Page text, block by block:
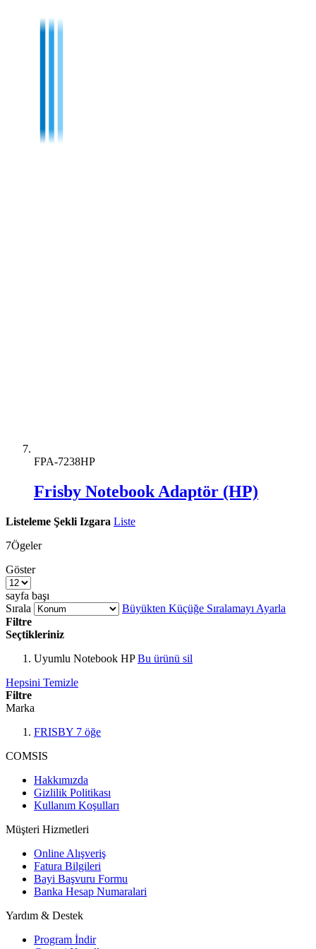
FPA-7238HP
Frisby Notebook Adaptör (HP)
Listeleme Şekli Izgara Liste
7Ögeler
Göster
sayfa başı
Sırala
Büyükten Küçüğe Sıralamayı Ayarla
Filtre
Seçtikleriniz
Uyumlu Notebook HP Bu ürünü sil
Hepsini Temizle
Filtre
Marka
FRISBY 7 öğe
COMSIS
Hakkımızda
Gizlilik Politikası
Kullanım Koşulları
Müşteri Hizmetleri
Online Alışveriş
Fatura Bilgileri
Bayi Başvuru Formu
Banka Hesap Numaralari
Yardım & Destek
Program İndir